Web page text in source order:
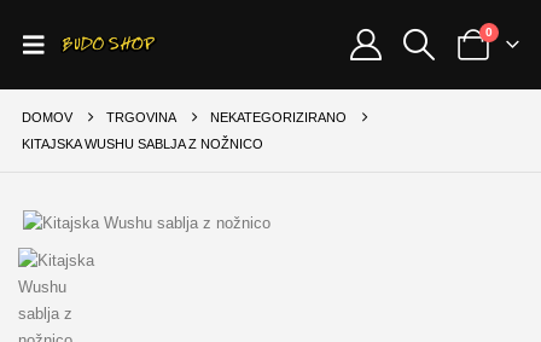
0
DOMOV TRGOVINA
NEKATEGORIZIRANO
KITAJSKA WUSHU SABLJA Z NOŽNICO